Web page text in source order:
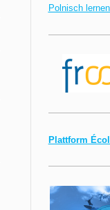
Polnisch
Plattform